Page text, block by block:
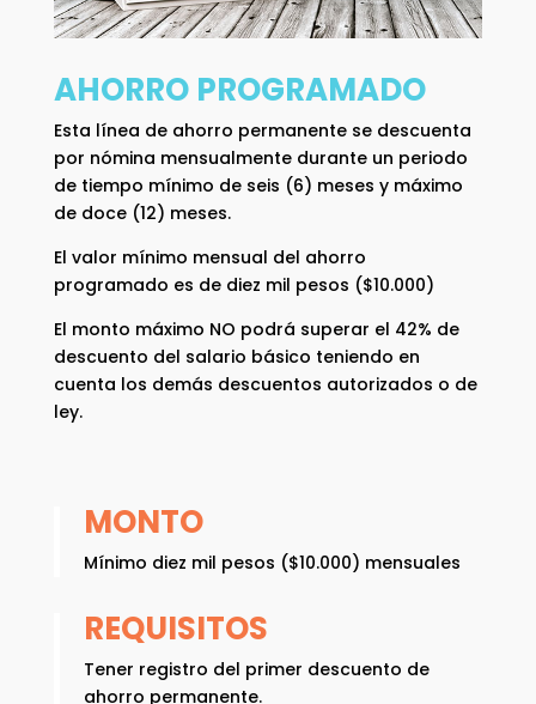
AHORRO PROGRAMADO
Esta línea de ahorro permanente se descuenta
por nómina mensualmente durante un periodo
de tiempo mínimo de seis (6) meses y máximo
de doce (12) meses.
El valor mínimo mensual del ahorro
programado es de diez mil pesos ($10.000)
El monto máximo NO podrá superar el 42% de
descuento del salario básico teniendo en
cuenta los demás descuentos autorizados o de
ley.
MONTO
Mínimo diez mil pesos ($10.000) mensuales
REQUISITOS
Tener registro del primer descuento de
ahorro permanente.